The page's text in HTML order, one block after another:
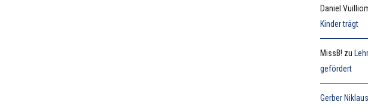
Daniel
Kinder trägt
MissB! zu
gefördert
Gerber Niklaus